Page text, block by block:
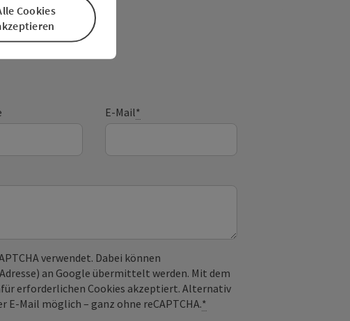
E-Mail*
verwendet. Dabei können
an Google übermittelt werden. Mit dem
erforderlichen Cookies akzeptiert. Alternativ
Mail möglich – ganz ohne reCAPTCHA.*
Cookies